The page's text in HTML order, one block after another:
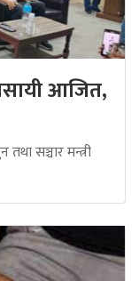
आजित,
सञ्चार मन्त्री